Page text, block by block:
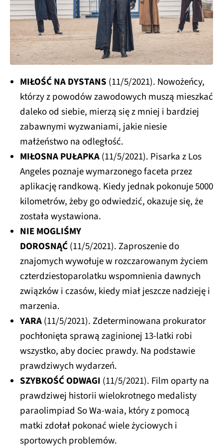
MIŁOŚĆ NA DYSTANS (11/5/2021). Nowożeńcy,
którzy z powodów zawodowych muszą mieszkać
daleko od siebie, mierzą się z mniej i bardziej
zabawnymi wyzwaniami, jakie niesie
małżeństwo na odległość.
MIŁOSNA PUŁAPKA(11/5/2021). Pisarka z Los
Angeles poznaje wymarzonego faceta przez
aplikację randkową. Kiedy jednak pokonuje 5000
kilometrów, żeby go odwiedzić, okazuje się, że
została wystawiona.
NIE MOGLIŚMY
DOROSNĄĆ(11/5/2021). Zaproszenie do
znajomych wywołuje w rozczarowanym życiem
czterdziestoparolatku wspomnienia dawnych
związków i czasów, kiedy miał jeszcze nadzieję i
marzenia.
YARA(11/5/2021). Zdeterminowana prokurator
pochłonięta sprawą zaginionej 13-latki robi
wszystko, aby dociec prawdy. Na podstawie
prawdziwych wydarzeń.
SZYBKOŚĆ ODWAGI (11/5/2021). Film oparty na
prawdziwej historii wielokrotnego medalisty
paraolimpiad So Wa-waia, który z pomocą
matki zdołał pokonać wiele życiowych i
sportowych problemów.